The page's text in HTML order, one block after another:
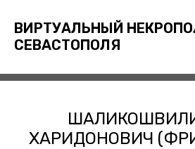
ВИРТУАЛЬНЫЙ
СЕВАСТОПОЛЯ
ХАРИДОНОВИЧ